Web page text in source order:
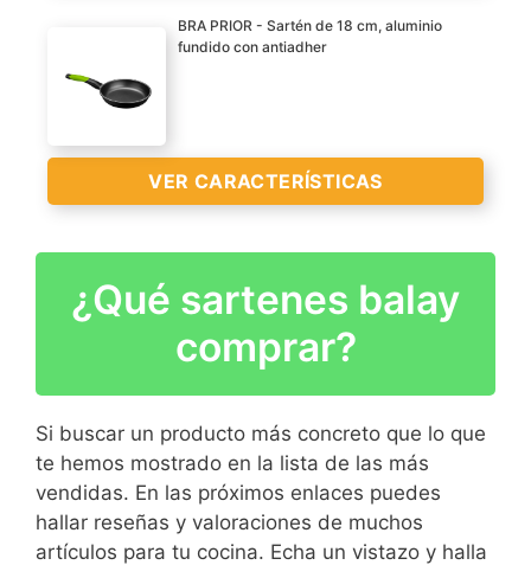
>
BRA PRIOR - Sartén de 18 cm, aluminio
fundido con antiadher
VER CARACTERÍSTICAS
Aluminio fundido
Apta para todo tipo de
cocinas, incluido
Recubrimiento
antiadherente de gran
calidad bicapa Teflon
Classic sin PFOA
Mango ergonómico y
VER
CARACTERÍSTICAS
>
¿Qué sartenes balay
comprar?
Si buscar un producto más concreto que lo que
te hemos mostrado en la lista de las más
vendidas. En las próximos enlaces puedes
hallar reseñas y valoraciones de muchos
artículos para tu cocina. Echa un vistazo y halla